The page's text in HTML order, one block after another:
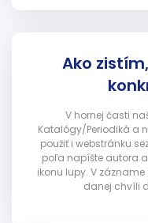
Ako
V hornej časti
Katalógy/Periodiká a
použiť i webstránku
poľa napíšte autora
ikonu lupy. V
danej chvíli